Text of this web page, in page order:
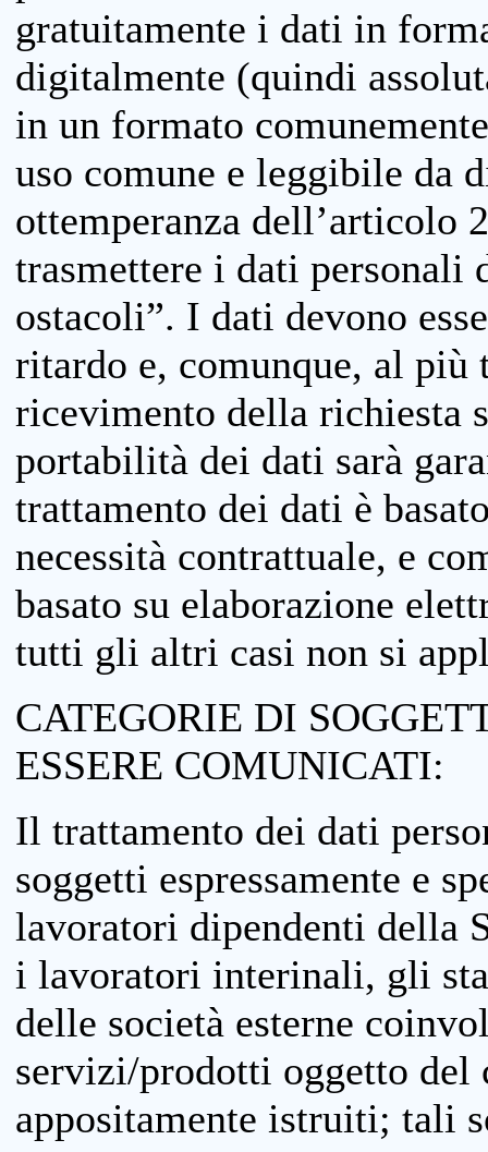
gratuitamente i dati in
digitalmente (quindi
in un formato
uso comune e leggibile da
ottemperanza dell’articolo
trasmettere i dati personali
ostacoli”. I dati devono
ritardo e, comunque, al più
ricevimento della richiesta
portabilità dei dati sarà
trattamento dei dati è
necessità contrattuale, e
basato su elaborazione
tutti gli altri casi non si
CATEGORIE DI
ESSERE COMUNICATI:
Il trattamento dei dati
soggetti espressamente e
lavoratori dipendenti della
i lavoratori interinali, gli
delle società esterne
servizi/prodotti oggetto
appositamente istruiti; tali